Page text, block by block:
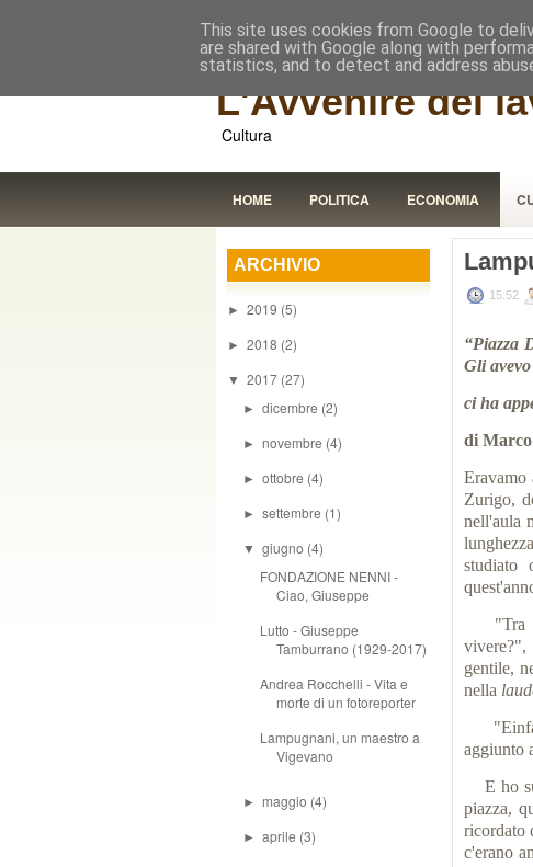
L'Avvenire dei
Cultura
HOME POLITICA ECONOMIA
ARCHIVIO
► 2019 (5)
► 2018 (2)
▼ 2017 (27)
►dicembre (2)
►novembre (4)
►ottobre (4)
►settembre (1)
▼giugno (4)
FONDAZIONE NENNI -
Ciao, Giuseppe
Lutto - Giuseppe
Tamburrano (1929-2017)
Andrea Rocchelli - Vita e
morte di un fotoreporter
Lampugnani, un maestro a
Vigevano
► maggio (4)
►aprile (3)
15:52
“Piazza
Gli
ci ha
di
Eravamo
Zurigo,
nell'aula
studiato
"Tra le
gentile,
nella
aggiunto
E ho
piazza,
ricordato
c'erano
This site uses cookies from Google to
are shared with Google along with
statistics, and to detect and address